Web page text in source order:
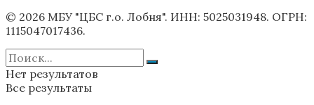
© 2026 МБУ "ЦБС г.о. Лобня". ИНН: 5025031948. ОГРН:
1115047017436.
Нет результатов
Все результаты